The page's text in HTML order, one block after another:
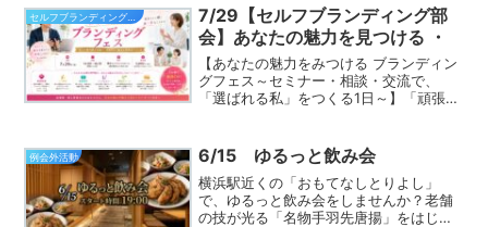
されているか、準備フェーズから例会当
日のプログラム...
7/29【セルフブランディング部
会】あなたの魅力を見つける ・
【あなたの魅力をみつける ブランディン
グフェス～セミナー・相談・交流で、
「選ばれる私」をつくる1日～】「頑張っ
まく伝えられない」そんなお悩みはあり
ませんか？ブランディン...
例会外活動 6/15 ゆるっと飲み会
横浜駅近くの「おもてなしとりよし」
で、ゆるっと飲み会をしませんか？老舗
の技が光る「名物手羽先唐揚」をはじ